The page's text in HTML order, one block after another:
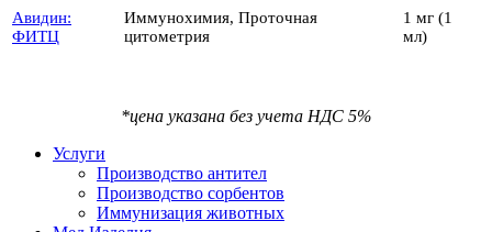
Авидин:
ФИТЦ
Иммунохимия, Проточная
цитометрия
1 мг (1
мл)
*цена указана без учета НДС 5%
Услуги
Производство антител
Производство сорбентов
Иммунизация животных